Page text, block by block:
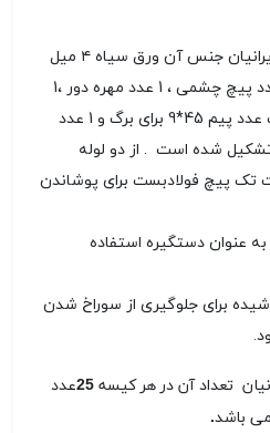
بست تک پیچ فولاد بست ایرانیان جنس آن ورق سیاه ۴ میل
و ۵ میل است . اجزا آن از 1 عدد پیچ چشمی ، 1 عدد مهره دور ،1
عدد واشر 3 میل دور 23 ،یک عدد پیم 45*9 برای برگ و 1 عدد
تشکیل شده است . از دو لوله
تک پیچ فولادبست برای پوشاندن
عنوان دستگیره استفاده
برای جلوگیری از سوراخ شدن
.
بست تک پیچ فولادبست ایرانیان تعداد آن در هر کیسه 25عدد